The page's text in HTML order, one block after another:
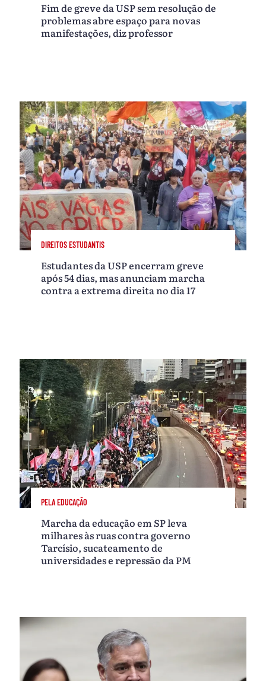
Fim de greve da USP sem resolução de
problemas abre espaço para novas
manifestações, diz professor
DIREITOS ESTUDANTIS
Estudantes da USP encerram greve
após 54 dias, mas anunciam marcha
contra a extrema direita no dia 17
PELA EDUCAÇÃO
Marcha da educação em SP leva
milhares às ruas contra governo
Tarcísio, sucateamento de
universidades e repressão da PM